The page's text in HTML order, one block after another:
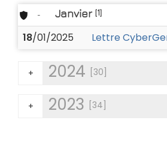
- Janvier [1]
18/01/2025
+ 2024 [30]
+ 2023 [34]